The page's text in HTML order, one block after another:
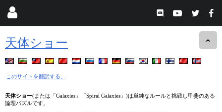
天体ショー
このサイトを翻訳する。
天体ショー(または「Galaxies」「Spiral Galaxies」)は単純なルールと挑戦し甲斐のある
論理パズルです。